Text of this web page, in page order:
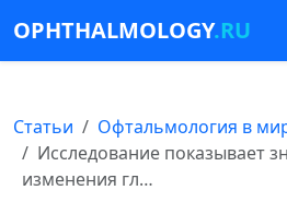
OPHTHALMOLOGY.RU
Статьи
Офтальмология в
Исследование показывает
изменения гл…